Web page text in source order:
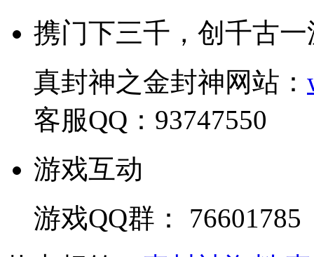
携门下三千，创千古一
真封神之金封神网站：
客服QQ：93747550
游戏互动
游戏QQ群： 76601785